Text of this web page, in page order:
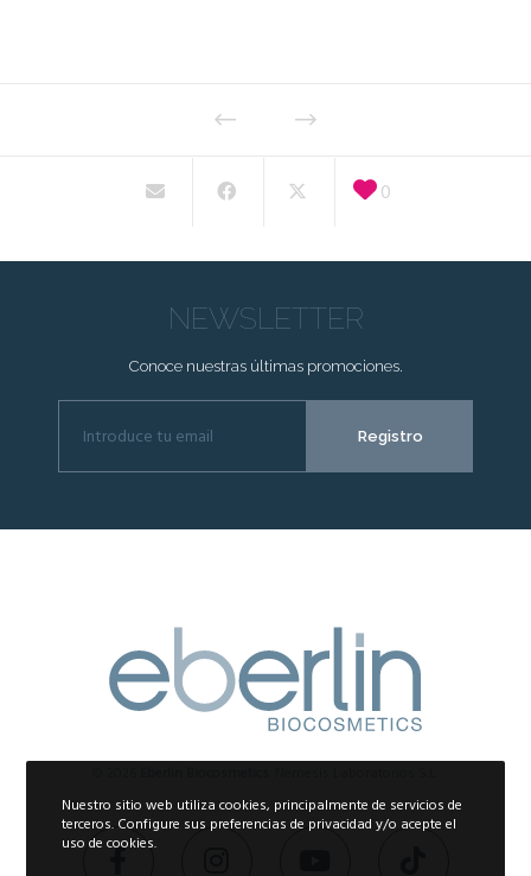
0
NEWSLETTER
Conoce nuestras últimas promociones.
Nuestro sitio web utiliza cookies, principalmente de servicios de
terceros. Configure sus preferencias de privacidad y/o acepte el
uso de cookies.